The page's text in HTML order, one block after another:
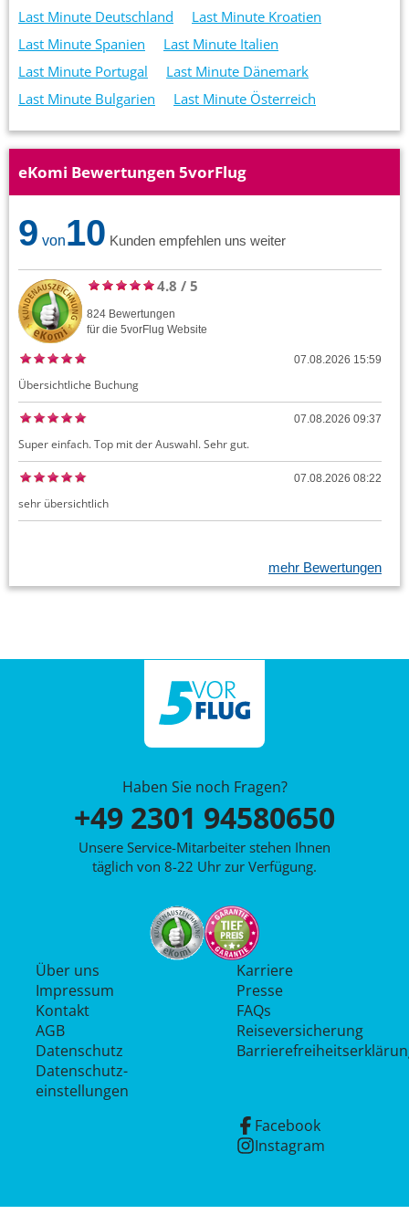
Last Minute Deutschland
Last Minute Kroatien
Last Minute Spanien
Last Minute Italien
Last Minute Portugal
Last Minute Dänemark
Last Minute Bulgarien
Last Minute Österreich
eKomi Bewertungen 5vorFlug
9 von10 Kunden empfehlen uns weiter
4.8 / 5
824 Bewertungen
für die 5vorFlug Website
07.08.2026 15:59
Übersichtliche Buchung
07.08.2026 09:37
Super einfach. Top mit der Auswahl. Sehr gut.
07.08.2026 08:22
sehr übersichtlich
mehr Bewertungen
Haben Sie noch Fragen?
+49 2301 94580650
Unsere Service-Mitarbeiter stehen Ihnen
täglich von 8-22 Uhr zur Verfügung.
Über uns
Impressum
Kontakt
AGB
Datenschutz
Datenschutz­
einstellungen
Karriere
Presse
FAQs
Reiseversicherung
Facebook
Instagram